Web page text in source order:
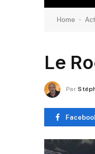
Home -
Le
Par